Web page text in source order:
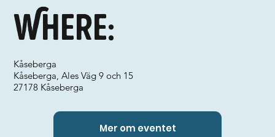
Where:
Kåseberga
Kåseberga, Ales Väg 9 och 15
27178 Kåseberga
Mer om eventet